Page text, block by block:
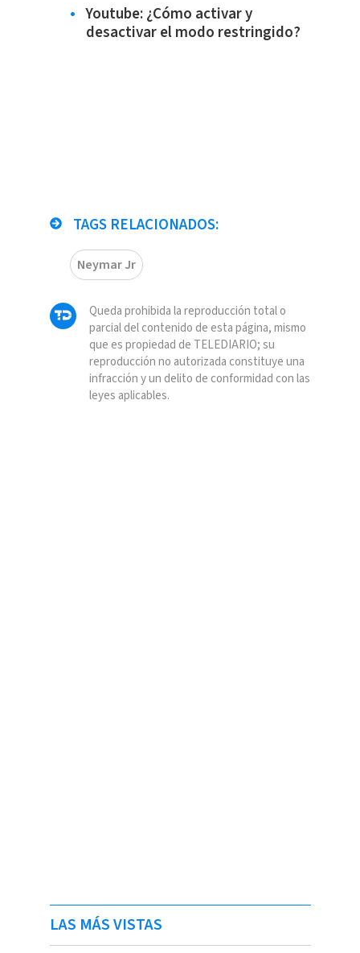
Youtube: ¿Cómo activar y
desactivar el modo restringido?
TAGS RELACIONADOS:
Neymar Jr
Queda prohibida la reproducción total o
parcial del contenido de esta página, mismo
que es propiedad de TELEDIARIO; su
reproducción no autorizada constituye una
infracción y un delito de conformidad con las
leyes aplicables.
LAS MÁS VISTAS